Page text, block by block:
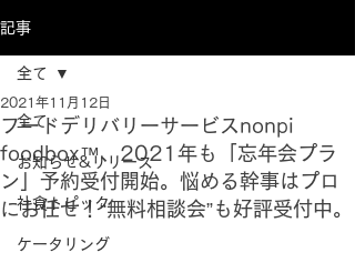
記事
全て
お知らせ&リリース
社食トピック
ケータリング
全て
フードデリバリーサービスnonpi
foodbox™、2021年も「忘年会プラ
ン」予約受付開始。悩める幹事はプロ
にお任せ！“無料相談会”も好評受付中。
2021年11月12日